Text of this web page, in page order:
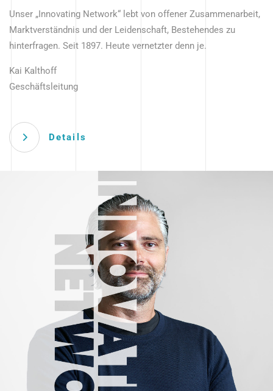
Unser „Innovating Network“ lebt von offener Zusammenarbeit,
Marktverständnis und der Leidenschaft, Bestehendes zu
hinterfragen. Seit 1897. Heute vernetzter denn je.
Kai Kalthoff
Geschäftsleitung
Details